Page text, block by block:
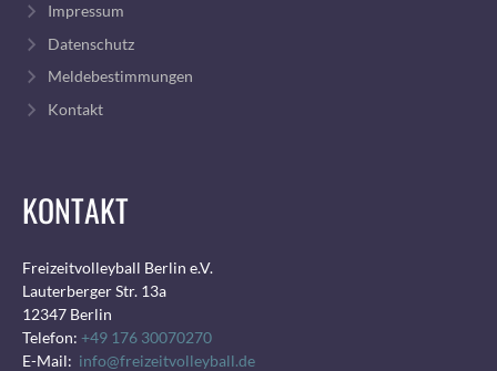
Impressum
Datenschutz
Meldebestimmungen
Kontakt
KONTAKT
Freizeitvolleyball Berlin e.V.
Lauterberger Str. 13a
12347 Berlin
Telefon: +49 176 30070270
E-Mail: info@freizeitvolleyball.de